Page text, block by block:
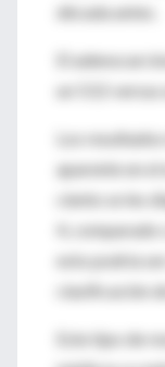
década antes.
El
un 53,5
Los
aparente en
ciento se les
4,
esto podría
clasificación
Este tipo de